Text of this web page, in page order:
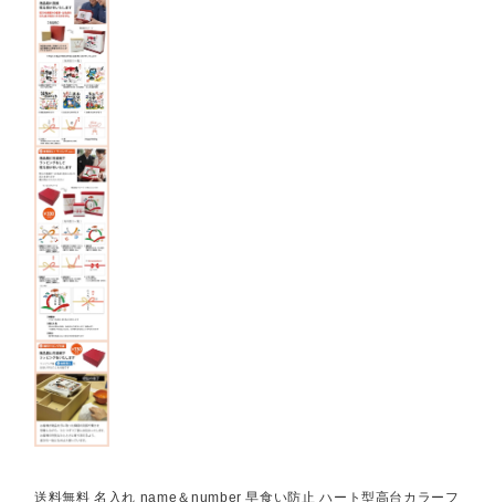
送料無料 名入れ name＆number 早食い防止 ハート型高台カラーフ